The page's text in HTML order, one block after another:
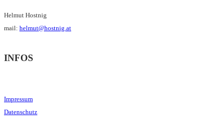
Helmut Hostnig
mail: helmut@hostnig.at
INFOS
Impressum
Datenschutz